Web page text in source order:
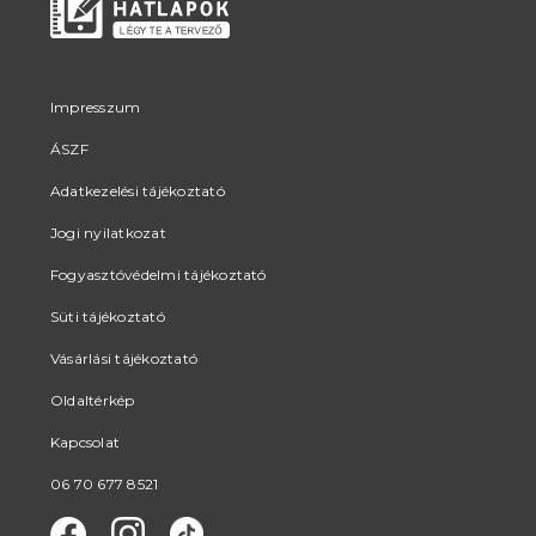
Impresszum
ÁSZF
Adatkezelési tájékoztató
Jogi nyilatkozat
Fogyasztóvédelmi tájékoztató
Süti tájékoztató
Vásárlási tájékoztató
Oldaltérkép
Kapcsolat
06 70 677 8521